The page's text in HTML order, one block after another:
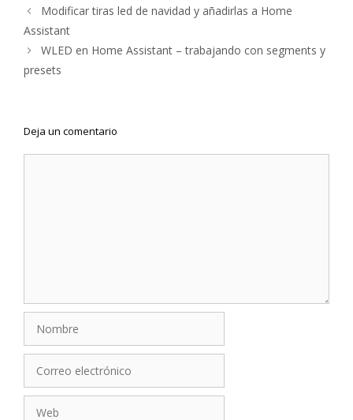
Navegación
de
Modificar tiras led de navidad y añadirlas a Home
Assistant
WLED en Home Assistant – trabajando con segments y
presets
Deja un comentario
Comentario
Nombre
Correo
electrónico
Web